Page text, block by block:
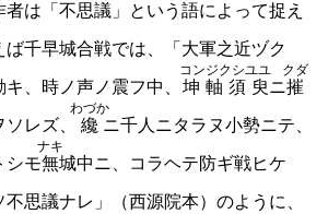
は「不思議」という語によって捉え
ば千早城合戦では、「大軍之近ヅク
、時ノ声ノ震フ中、 坤軸須臾
コンジクシユユ
ニ摧
クダ
レズ、 纔
わづか
ニ千人ニタラヌ小勢ニテ、
シモ無
ナキ
城中ニ、コラヘテ防ギ戦ヒケ
思議ナレ」（西源院本）のように、